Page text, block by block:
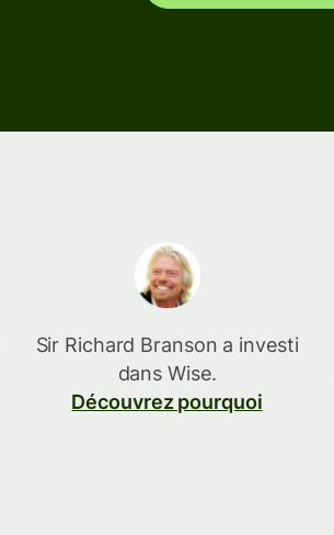
Sir Richard Branson a investi
dans Wise.
Découvrez pourquoi